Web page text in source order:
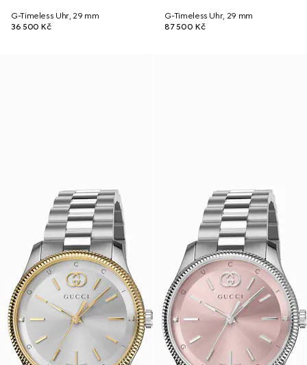
G-Timeless Uhr, 29 mm
36 500 Kč
G-Timeless Uhr, 29 mm
87 500 Kč